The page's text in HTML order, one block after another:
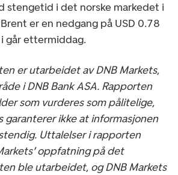
stengetid i det norske markedet i
er en nedgang på USD 0.78
går ettermiddag.
er utarbeidet av DNB Markets,
i DNB Bank ASA. Rapporten
som vurderes som pålitelige,
garanterer ikke at informasjonen
Uttalelser i rapporten
oppfatning på det
ble utarbeidet, og DNB Markets